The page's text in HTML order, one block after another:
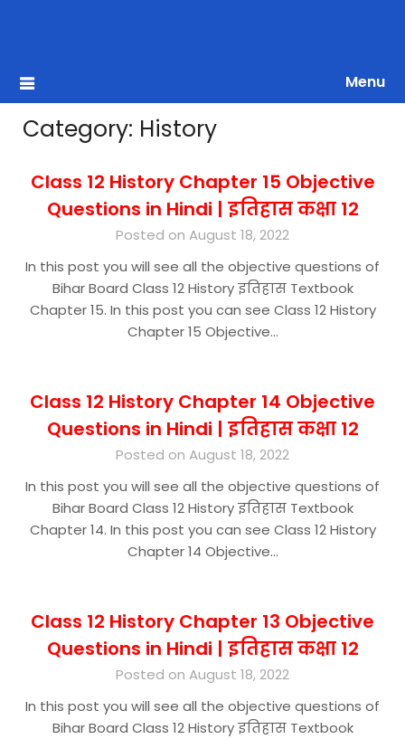
Menu
Category: History
Class 12 History Chapter 15 Objective
Questions in Hindi | इतिहास कक्षा 12
Posted on August 18, 2022
In this post you will see all the objective questions of
Bihar Board Class 12 History इतिहास Textbook
Chapter 15. In this post you can see Class 12 History
Chapter 15 Objective…
Class 12 History Chapter 14 Objective
Questions in Hindi | इतिहास कक्षा 12
Posted on August 18, 2022
In this post you will see all the objective questions of
Bihar Board Class 12 History इतिहास Textbook
Chapter 14. In this post you can see Class 12 History
Chapter 14 Objective…
Class 12 History Chapter 13 Objective
Questions in Hindi | इतिहास कक्षा 12
Posted on August 18, 2022
In this post you will see all the objective questions of
Bihar Board Class 12 History इतिहास Textbook